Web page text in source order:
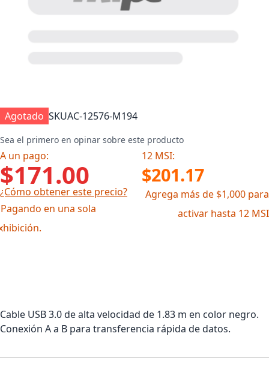
Agotado SKUAC-12576-M194
Sea el primero en opinar sobre este producto
A un pago: 12 MSI:
$171.00 $201.17
¿Cómo obtener este precio?
en una sola
Agrega más de $1,000 para
activar hasta 12 MSI
Cable USB 3.0 de alta velocidad de 1.83 m en color negro.
Conexión A a B para transferencia rápida de datos.